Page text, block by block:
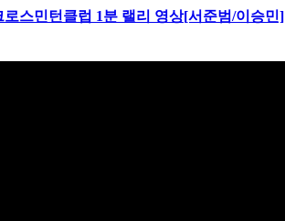
로스민턴클럽 1분 랠리 영상[서준범/이승민]